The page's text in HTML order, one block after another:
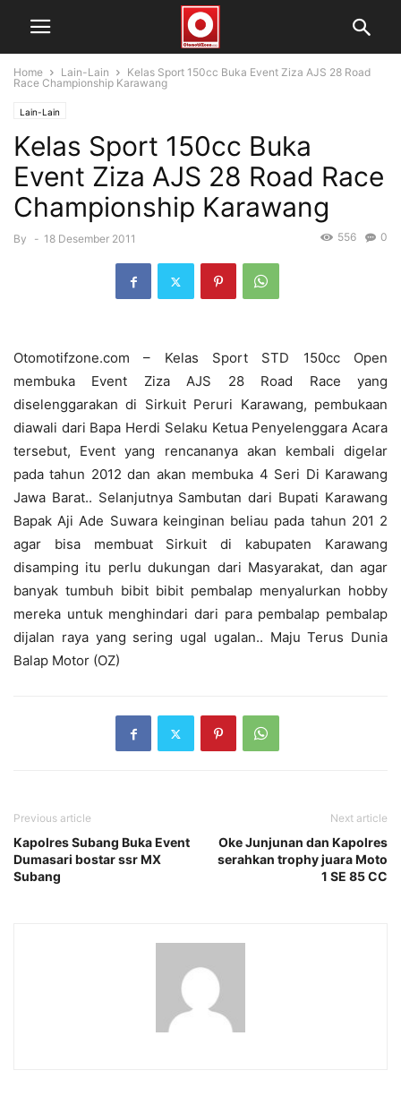
Home Lain-Lain
Kelas Sport 150cc Buka Event Ziza AJS 28 Road
Race Championship Karawang
Lain-Lain
Kelas Sport 150cc Buka
Event Ziza AJS 28 Road Race
Championship Karawang
By - 18 Desember 2011 0
556
Otomotifzone.com – Kelas Sport STD 150cc Open
membuka Event Ziza AJS 28 Road Race yang
diselenggarakan di Sirkuit Peruri Karawang, pembukaan
diawali dari Bapa Herdi Selaku Ketua Penyelenggara Acara
tersebut, Event yang rencananya akan kembali digelar
pada tahun 2012 dan akan membuka 4 Seri Di Karawang
Jawa Barat.. Selanjutnya Sambutan dari Bupati Karawang
Bapak Aji Ade Suwara keinginan beliau pada tahun 201 2
agar bisa membuat Sirkuit di kabupaten Karawang
disamping itu perlu dukungan dari Masyarakat, dan agar
banyak tumbuh bibit bibit pembalap menyalurkan hobby
mereka untuk menghindari dari para pembalap pembalap
dijalan raya yang sering ugal ugalan.. Maju Terus Dunia
Balap Motor (OZ)
Previous article
Kapolres Subang Buka Event
Dumasari bostar ssr MX
Subang
Next article
Oke Junjunan dan Kapolres
serahkan trophy juara Moto
1 SE 85 CC